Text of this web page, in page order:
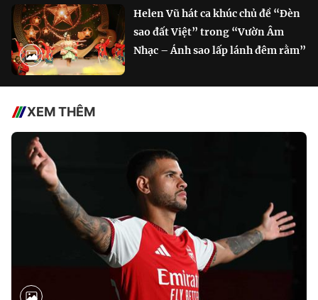
Helen Vũ hát ca khúc chủ đề “Đèn
sao đất Việt” trong “Vườn Âm
Nhạc – Ánh sao lấp lánh đêm rằm”
XEM THÊM